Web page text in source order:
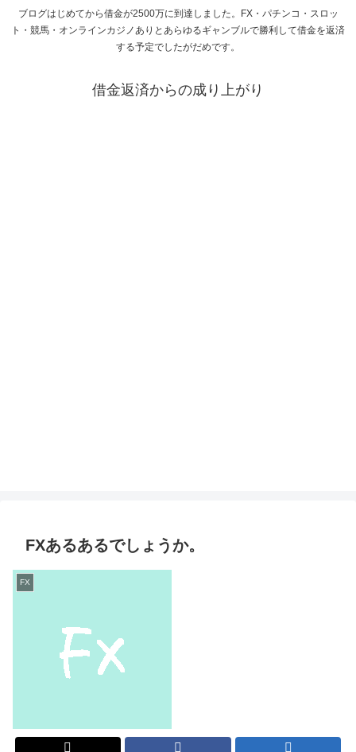
ブログはじめてから借金が2500万に到達しました。FX・パチンコ・スロッ
ト・競馬・オンラインカジノありとあらゆるギャンブルで勝利して借金を返済
する予定でしたがだめです。
借金返済からの成り上がり
FXあるあるでしょうか。
FX